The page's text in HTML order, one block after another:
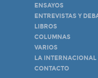
ENSAYOS
ENTREVISTAS Y
LIBROS
COLUMNAS
VARIOS
LA INTERNACIONAL
CONTACTO